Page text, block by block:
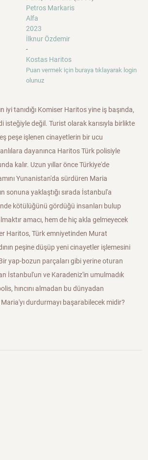
Petros Markaris
Alfa
2023
İlknur Özdemir
-
Kostas Haritos
Puan vermek için buraya tıklayarak login
olunuz
iyi tanıdığı Komiser Haritos yine iş başında,
isteğiyle değil. Turist olarak karısıyla birlikte
peşe işlenen cinayetlerin bir ucu
dayanınca Haritos Türk polisiyle
kalır. Uzun yıllar önce Türkiye'de
Yunanistan'da sürdüren Maria
sonuna yaklaştığı sırada İstanbul'a
kötülüğünü gördüğü insanları bulup
amacı, hem de hiç akla gelmeyecek
Haritos, Türk emniyetinden Murat
peşine düşüp yeni cinayetler işlemesini
yap-bozun parçaları gibi yerine oturan
İstanbul'un ve Karadeniz'in umulmadık
hıncını almadan bu dünyadan
durdurmayı başarabilecek midir?